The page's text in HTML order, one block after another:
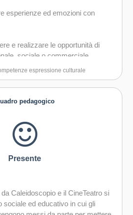
esperienze ed emozioni con
e realizzare le opportunità di
sociale o commerciale
forme culturali
in processi creativi sia
del mondo, apertura per
espressione culturale
pedagogico
Presente
Caleidoscopio e il CineTeatro si
sociale ed educativo in cui gli